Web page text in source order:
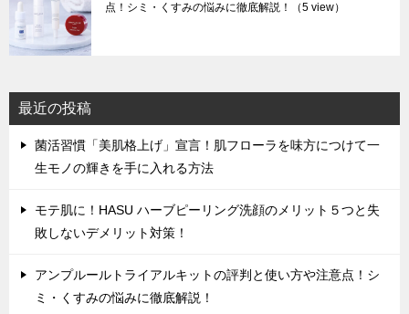
点！シミ・くすみの悩みに徹底解説！
（5 view）
最近の投稿
菌活習慣「美肌格上げ」宣言！肌フローラを味方につけて一
生モノの輝きを手に入れる方法
モテ肌に！HASU ハーブピーリング洗顔のメリット５つと失
敗しないデメリット対策！
アンプルールトライアルキットの評判と使い方や注意点！シ
ミ・くすみの悩みに徹底解説！